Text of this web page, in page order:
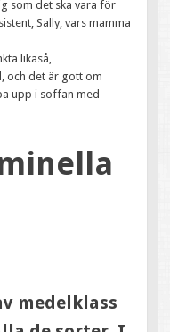
som det ska vara för
Sally, vars mamma
likaså,
och det är gott om
upp i soffan med
medelklass